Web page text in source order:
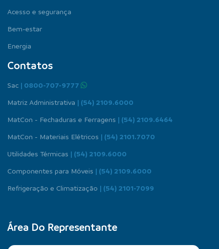
Acesso e segurança
Bem-estar
Energia
Contatos
Sac | 0800-707-9777
Matriz Administrativa | (54) 2109.6000
MatCon - Fechaduras e Ferragens | (54) 2109.6464
MatCon - Materiais Elétricos | (54) 2101.7070
Utilidades Térmicas | (54) 2109.6000
Componentes para Móveis | (54) 2109.6000
Refrigeração e Climatização | (54) 2101-7099
Área Do Representante